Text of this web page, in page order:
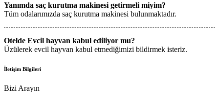
Yanımda saç kurutma makinesi getirmeli miyim?
Tüm odalarımızda saç kurutma makinesi bulunmaktadır.
Otelde Evcil hayvan kabul ediliyor mu?
Üzülerek evcil hayvan kabul etmediğimizi bildirmek isteriz.
İletişim Bilgileri
Bizi Arayın